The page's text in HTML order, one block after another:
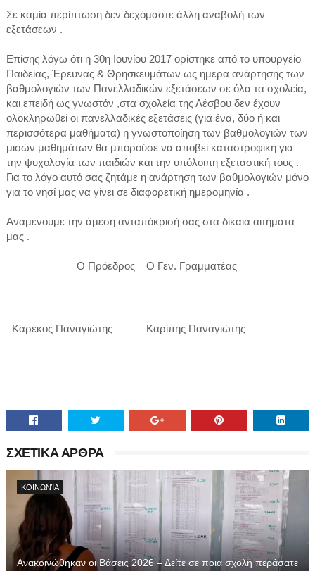
Σε καμία περίπτωση δεν δεχόμαστε άλλη αναβολή των
εξετάσεων .
Επίσης λόγω ότι η 30η Ιουνίου 2017 ορίστηκε από το υπουργείο
Παιδείας, Έρευνας & Θρησκευμάτων ως ημέρα ανάρτησης των
βαθμολογιών των Πανελλαδικών εξετάσεων σε όλα τα σχολεία,
και επειδή ως γνωστόν ,στα σχολεία της Λέσβου δεν έχουν
ολοκληρωθεί οι πανελλαδικές εξετάσεις (για ένα, δύο ή και
περισσότερα μαθήματα) η γνωστοποίηση των βαθμολογιών των
μισών μαθημάτων θα μπορούσε να αποβεί καταστροφική για
την ψυχολογία των παιδιών και την υπόλοιπη εξεταστική τους .
Για το λόγο αυτό σας ζητάμε η ανάρτηση των βαθμολογιών μόνο
για το νησί μας να γίνει σε διαφορετική ημερομηνία .
Αναμένουμε την άμεση ανταπόκρισή σας στα δίκαια αιτήματα
μας .
Ο Πρόεδρος Ο Γεν. Γραμματέας
Καρέκος Παναγιώτης Καρίπης Παναγιώτης
ΣΧΕΤΙΚΑ ΑΡΘΡΑ
ΚΟΙΝΩΝΊΑ
Ανακοινώθηκαν οι Βάσεις 2026 – Δείτε σε ποια σχολή περάσατε